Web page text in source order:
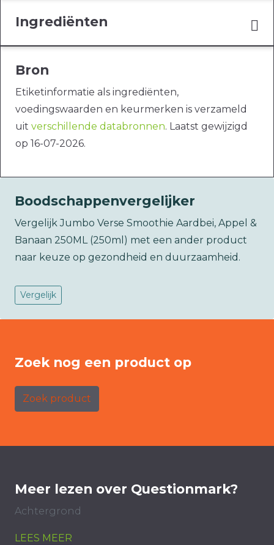
Ingrediënten
Bron
Etiketinformatie als ingrediënten,
voedingswaarden en keurmerken is verzameld
uit verschillende databronnen. Laatst gewijzigd
op 16-07-2026.
Boodschappenvergelijker
Vergelijk Jumbo Verse Smoothie Aardbei, Appel &
Banaan 250ML (250ml) met een ander product
naar keuze op gezondheid en duurzaamheid.
Vergelijk
Zoek nog een product op
Zoek product
Meer lezen over Questionmark?
Achtergrond
LEES MEER